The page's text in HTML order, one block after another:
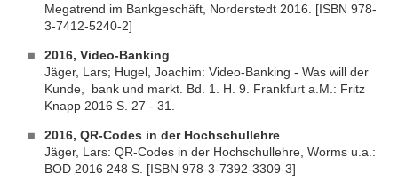
Megatrend im Bankgeschäft, Norderstedt 2016. [ISBN 978-
3-7412-5240-2]
2016, Video-Banking
Jäger, Lars; Hugel, Joachim: Video-Banking - Was will der
Kunde, bank und markt. Bd. 1. H. 9. Frankfurt a.M.: Fritz
Knapp 2016 S. 27 - 31.
2016, QR-Codes in der Hochschullehre
Jäger, Lars: QR-Codes in der Hochschullehre, Worms u.a.:
BOD 2016 248 S. [ISBN 978-3-7392-3309-3]